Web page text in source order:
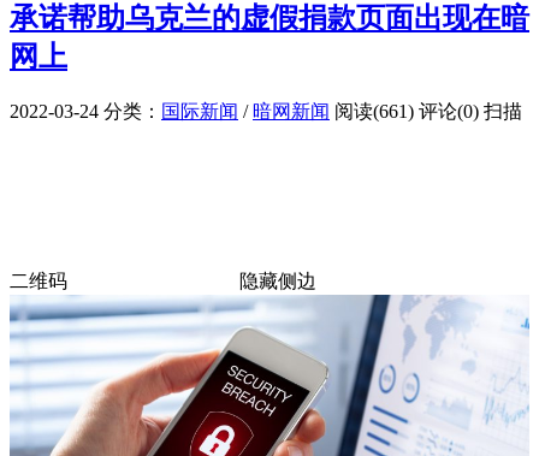
承诺帮助乌克兰的虚假捐款页面出现在暗
网上
2022-03-24 分类： 国际新闻 / 暗网新闻 阅读(661) 评论(0) 扫描
二维码 隐藏侧边